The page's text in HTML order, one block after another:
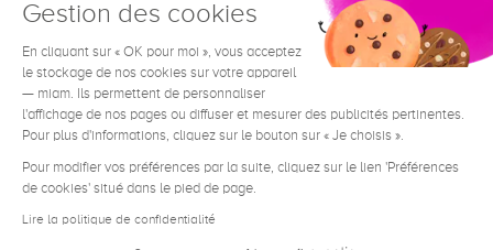
BESOIN D'AIDE ?
Conditions générales de vente
Mentions Légales
Gestion des cookies
En cliquant sur « OK pour moi », vous acceptez
le stockage de nos cookies sur votre appareil
— miam. Ils permettent de personnaliser
l'affichage de nos pages ou diffuser et mesurer des publicités pertinentes.
Pour plus d'informations, cliquez sur le bouton sur « Je choisis ».
Pour modifier vos préférences par la suite, cliquez sur le lien 'Préférences
de cookies' situé dans le pied de page.
Lire la politique de confidentialité